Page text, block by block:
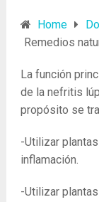
Home
Remedios
La función
de la nefritis
propósito se
-Utilizar
inflamación.
-Utilizar